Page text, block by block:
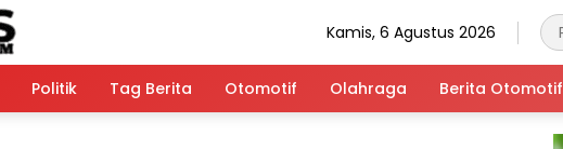
Kamis, 6 Agustus 2026
Politik Tag Berita Otomotif Olahraga Berita Otomotif